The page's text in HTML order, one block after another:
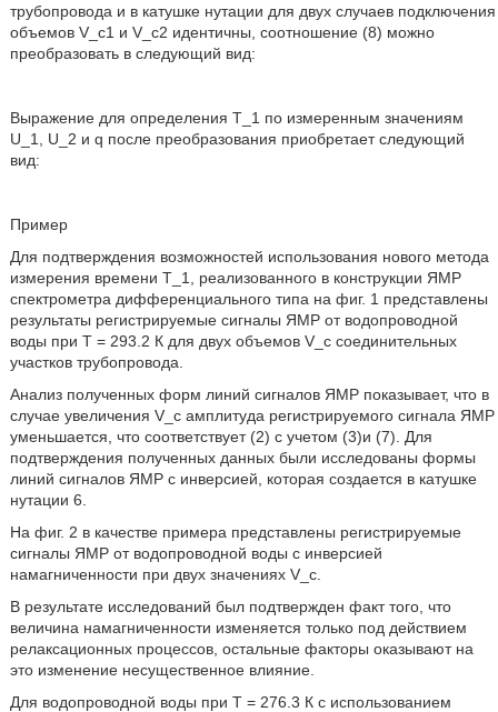
трубопровода и в катушке нутации для двух случаев подключения
объемов V_c1 и V_c2 идентичны, соотношение (8) можно
преобразовать в следующий вид:
Выражение для определения T_1 по измеренным значениям
U_1, U_2 и q после преобразования приобретает следующий
вид:
Пример
Для подтверждения возможностей использования нового метода
измерения времени T_1, реализованного в конструкции ЯМР
спектрометра дифференциального типа на фиг. 1 представлены
результаты регистрируемые сигналы ЯМР от водопроводной
воды при T = 293.2 К для двух объемов V_c соединительных
участков трубопровода.
Анализ полученных форм линий сигналов ЯМР показывает, что в
случае увеличения V_c амплитуда регистрируемого сигнала ЯМР
уменьшается, что соответствует (2) с учетом (3)и (7). Для
подтверждения полученных данных были исследованы формы
линий сигналов ЯМР с инверсией, которая создается в катушке
нутации 6.
На фиг. 2 в качестве примера представлены регистрируемые
сигналы ЯМР от водопроводной воды с инверсией
намагниченности при двух значениях V_c.
В результате исследований был подтвержден факт того, что
величина намагниченности изменяется только под действием
релаксационных процессов, остальные факторы оказывают на
это изменение несущественное влияние.
Для водопроводной воды при Т = 276.3 К с использованием